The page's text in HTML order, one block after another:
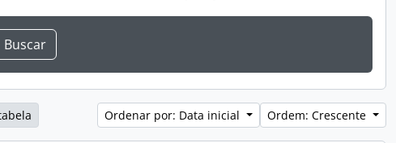
Ordenar por: Data inicial Ordem: Crescente